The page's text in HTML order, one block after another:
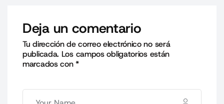
Deja un comentario
Tu dirección de correo electrónico no será
publicada. Los campos obligatorios están
marcados con*